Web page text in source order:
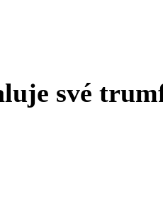
své